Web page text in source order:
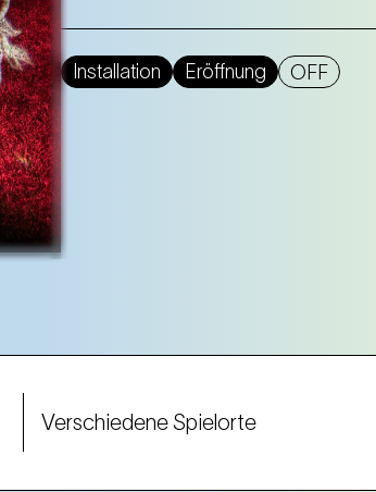
Installation Eröffnung OFF
Verschiedene Spielorte